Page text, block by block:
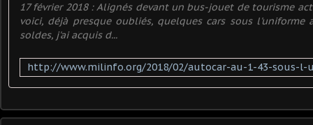
17 février 2018 : Alignés devant un bus-jouet de tourisme
voici, déjà presque oubliés, quelques cars sous l'uniforme
soldes, j'ai acquis d...